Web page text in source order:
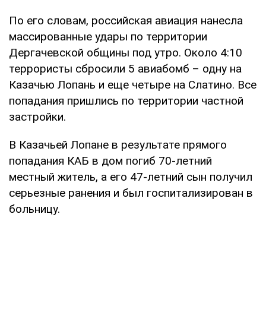
По его словам, российская авиация нанесла
массированные удары по территории
Дергачевской общины под утро. Около 4:10
террористы сбросили 5 авиабомб – одну на
Казачью Лопань и еще четыре на Слатино. Все
попадания пришлись по территории частной
застройки.
В Казачьей Лопане в результате прямого
попадания КАБ в дом погиб 70-летний
местный житель, а его 47-летний сын получил
серьезные ранения и был госпитализирован в
больницу.